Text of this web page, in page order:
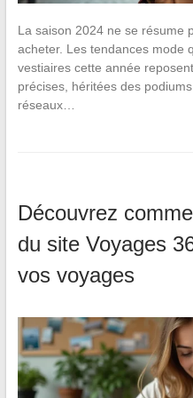
La saison 2024 ne se résume
acheter. Les tendances mode
vestiaires cette année
précises, héritées des
réseaux…
Découvrez
du site Voyages
vos voyages